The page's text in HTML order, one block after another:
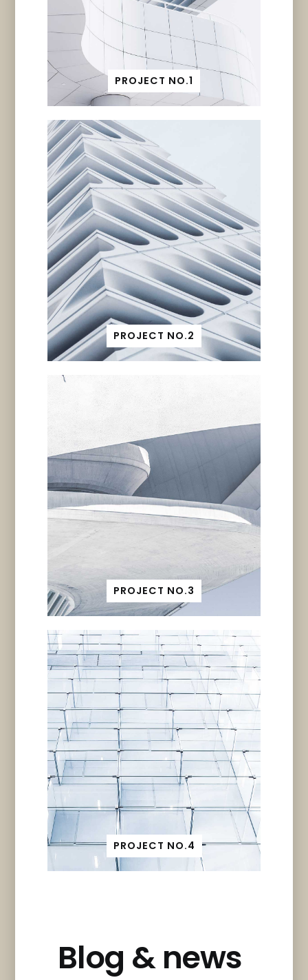
PROJECT NO.1
PROJECT NO.2
PROJECT NO.3
PROJECT NO.4
Blog & news